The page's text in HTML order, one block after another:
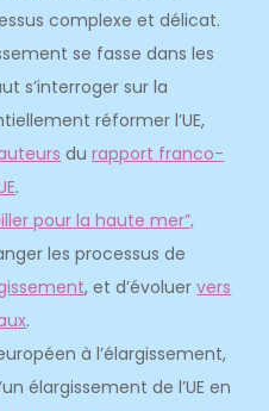
complexe et délicat.
se fasse dans les
s’interroger sur la
réformer l’UE,
durapport franco-
.
pour la haute mer”,
les processus de
, et d’évoluervers
.
à l’élargissement,
élargissement de l’UE en